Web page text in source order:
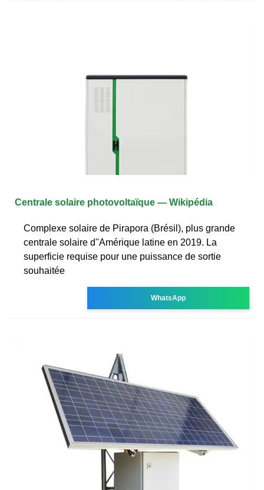
Centrale solaire photovoltaïque — Wikipédia
Complexe solaire de Pirapora (Brésil), plus grande
centrale solaire d''Amérique latine en 2019. La
superficie requise pour une puissance de sortie
souhaitée
WhatsApp